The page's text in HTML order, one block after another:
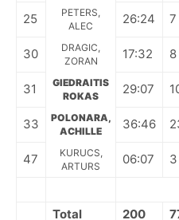
25
PETERS,
ALEC
26:24 7
30
DRAGIC,
ZORAN
17:32 8
31
GIEDRAITIS
ROKAS
29:07
33
POLONARA,
ACHILLE
36:46
47
KURUCS,
ARTURS
06:07 3
Total
200